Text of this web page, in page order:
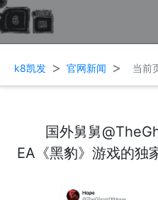
k8凯发 > 官网新闻 > 当前
国外舅舅
EA《黑豹》游戏的独